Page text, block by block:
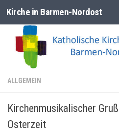
Zum Inhalt springen
Kirche in Barmen-Nordost
ALLGEMEIN
Kirchenmusikalischer
Osterzeit